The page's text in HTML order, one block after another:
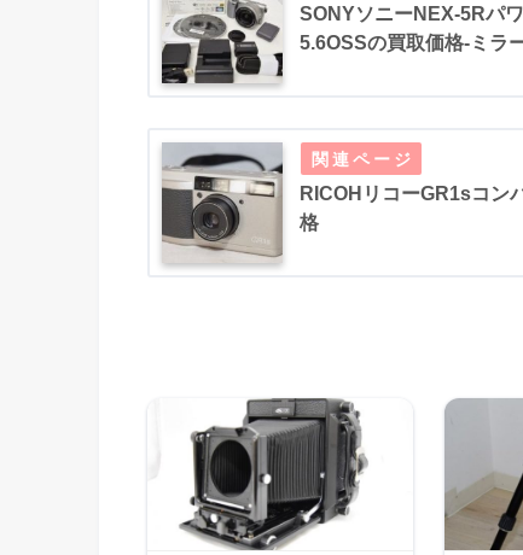
SONYソニーNEX-5Rパ
5.6OSSの買取価格-ミラ
RICOHリコーGR1sコン
格